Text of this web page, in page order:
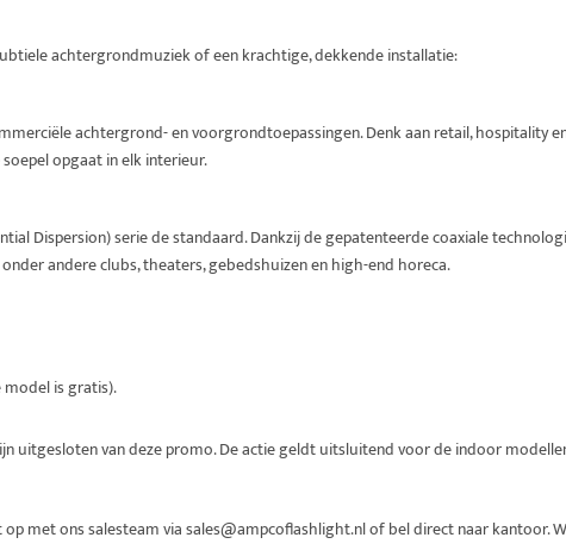
achtergrondmuziek of een krachtige, dekkende installatie:
achtergrond- en voorgrondtoepassingen. Denk aan retail, hospitality
opgaat in elk interieur.
Dispersion) serie de standaard. Dankzij de gepatenteerde coaxiale
andere clubs, theaters, gebedshuizen en high-end horeca.
is gratis).
uitgesloten van deze promo. De actie geldt uitsluitend voor de indoor
met ons salesteam via sales@ampcoflashlight.nl of bel direct naar kantoor.